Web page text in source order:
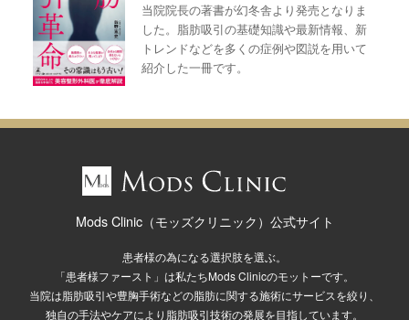
当院院長の著書が幻冬舎より発売となりま
した。脂肪吸引の基礎知識や最新情報、新
トレンドなどを多くの症例や図説を用いて
紹介した一冊です。
Mods Clinic（モッズクリニック）公式サイト
患者様の為になる選択肢を選ぶ。
「患者様ファースト」は私たちMods Clinicのモットーです。
当院は脂肪吸引や豊胸手術などの脂肪に関する施術にサービスを絞り、
独自の手法やケアにより脂肪吸引技術の発展を目指しています。